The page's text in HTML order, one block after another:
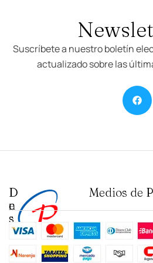
Suscríbete a nuestro boletín
actualizado sobre las
D
e
s
t
a
c
I
n
s
t
i
t
Medios de